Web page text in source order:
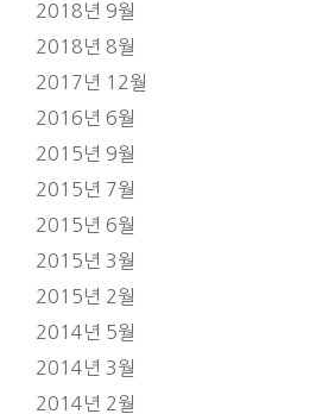
2018년 9월
2018년 8월
2017년 12월
2016년 6월
2015년 9월
2015년 7월
2015년 6월
2015년 3월
2015년 2월
2014년 5월
2014년 3월
2014년 2월